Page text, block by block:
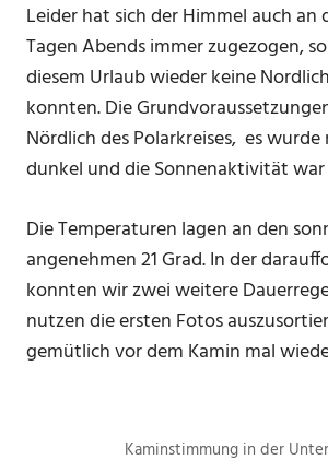
Leider hat sich der Himmel auch an
Tagen Abends immer zugezogen,
diesem Urlaub wieder keine
konnten. Die
Nördlich des Polarkreises, es
dunkel und die Sonnenaktivität
Die Temperaturen lagen an den
angenehmen 21 Grad. In der
konnten wir zwei weitere
nutzen die ersten Fotos
gemütlich vor dem Kamin mal
Kaminstimmung in der